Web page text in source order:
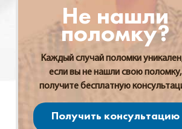
Не нашли
поломку?
Каждый случай поломки
если вы не нашли свою поломку,
получите бесплатную
Получить консультацию